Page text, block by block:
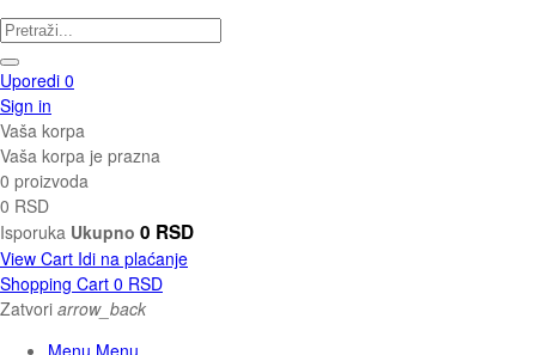
Uporedi 0
Sign in
Vaša korpa
Vaša korpa je prazna
0 proizvoda
0 RSD
Isporuka Ukupno 0 RSD
View Cart Idi na plaćanje
Shopping Cart 0 RSD
Zatvori arrow_back
Menu Menu